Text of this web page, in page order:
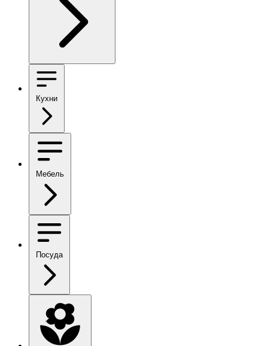
Кухни
Мебель
Посуда